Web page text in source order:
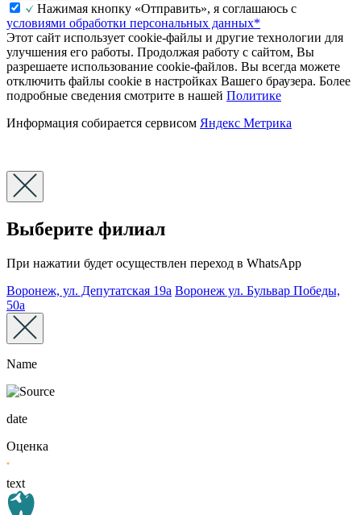
Нажимая кнопку «Отправить», я соглашаюсь с
условиями обработки персональных данных*
Этот сайт использует cookie-файлы и другие технологии для
улучшения его работы. Продолжая работу с сайтом, Вы
разрешаете использование cookie-файлов. Вы всегда можете
отключить файлы cookie в настройках Вашего браузера. Более
подробные сведения смотрите в нашей Политике
Информация собирается сервисом Яндекс Метрика
Выберите филиал
При нажатии будет осуществлен переход в WhatsApp
Воронеж, ул. Депутатская 19а Воронеж ул. Бульвар Победы,
50а
Name
date
Оценка
text